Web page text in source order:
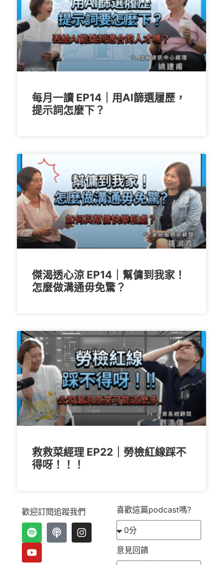
每月一讀 EP14｜用AI篩選履歷，
提示詞怎麼下？
傑渴透心涼 EP14｜幫傭到我家！
怎麼做溝通毋免驚？
救救菜經理 EP22｜勞檢紅線踩不
得呀！！！
歡迎訂閱追蹤我們 喜歡這篇podcast嗎?
意見回饋